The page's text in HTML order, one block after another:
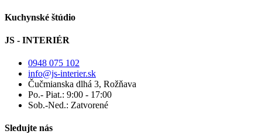
Kuchynské štúdio
JS - INTERIÉR
0948 075 102
info@js-interier.sk
Čučmianska dlhá 3, Rožňava
Po.- Piat.: 9:00 - 17:00
Sob.-Ned.: Zatvorené
Sledujte nás